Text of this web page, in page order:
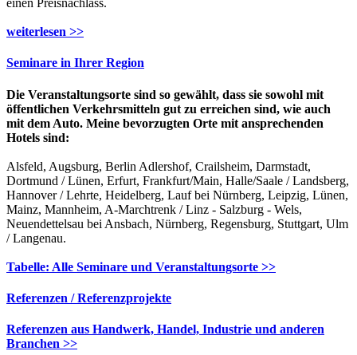
einen Preisnachlass.
weiterlesen >>
Seminare in Ihrer Region
Die Veranstaltungsorte sind so gewählt, dass sie sowohl mit
öffentlichen Verkehrsmitteln gut zu erreichen sind, wie auch
mit dem Auto. Meine bevorzugten Orte mit ansprechenden
Hotels sind:
Alsfeld, Augsburg, Berlin Adlershof, Crailsheim, Darmstadt,
Dortmund / Lünen, Erfurt, Frankfurt/Main, Halle/Saale / Landsberg,
Hannover / Lehrte, Heidelberg, Lauf bei Nürnberg, Leipzig, Lünen,
Mainz, Mannheim, A-Marchtrenk / Linz - Salzburg - Wels,
Neuendettelsau bei Ansbach, Nürnberg, Regensburg, Stuttgart, Ulm
/ Langenau.
Tabelle: Alle Seminare und Veranstaltungsorte >>
Referenzen / Referenzprojekte
Referenzen aus Handwerk, Handel, Industrie und anderen
Branchen >>